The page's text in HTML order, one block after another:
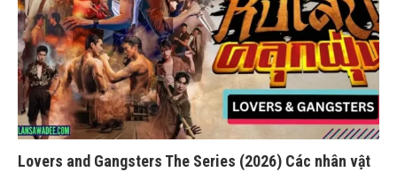
Lovers and Gangsters The Series (2026) Các nhân vật